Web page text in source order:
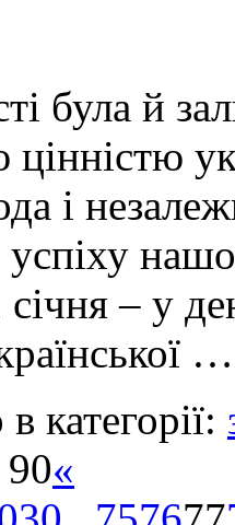
була й
і
– у
категорії:
90«